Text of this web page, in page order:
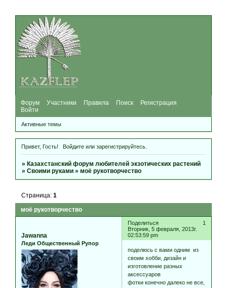
Форум Участники Правила Поиск
Регистрация
Войти
Активные темы
Привет, Гость! Войдитеили зарегистрируйтесь.
»Казахстанский форум любителей экзотических растений
»Своими руками »моё рукотворчество
моё рукотворчество
Страница:1
Поделиться
1
Вторник, 5 февраля, 2013г.
02:53:59 pm
Jawanna
Леди Общественный Рупор
поделюсь с вами одним из
своим хобби, дизайн и
изготовление разных
аксессуаров
фотки конечно далеко не все,